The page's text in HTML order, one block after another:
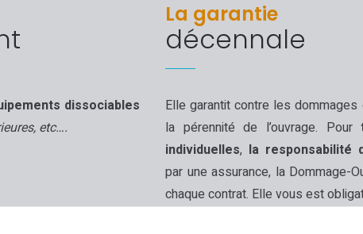
dissociables
etc….
La garantie
décennale
Elle garantit contre les
la pérennité de l’ouvrage. Pour
individuelles, la responsabilité
par une assurance, la Dommage-
chaque contrat. Elle vous est